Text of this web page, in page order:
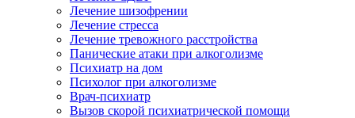
Лечение шизофрении
Лечение стресса
Лечение тревожного расстройства
Панические атаки при алкоголизме
Психиатр на дом
Психолог при алкоголизме
Врач-психиатр
Вызов скорой психиатрической помощи